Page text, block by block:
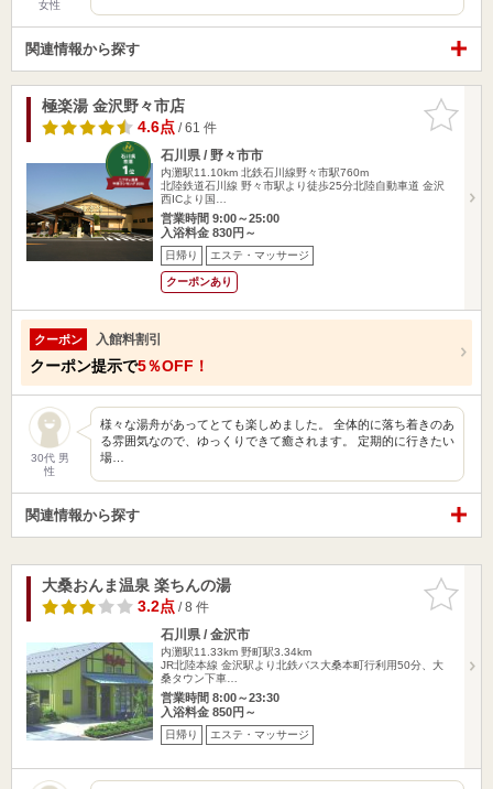
女性
関連情報から探す
お気に入
りに追加
極楽湯 金沢野々市店
4.6点/ 61 件
石川県 / 野々市市
内灘駅11.10km 北鉄石川線野々市駅760m
北陸鉄道石川線 野々市駅より徒歩25分北陸自動車道 金沢
西ICより国…
営業時間 9:00～25:00
入浴料金 830円～
日帰り エステ・マッサージ
クーポンあり
クーポン 入館料割引
クーポン提示で5％OFF！
30代 男
性
様々な湯舟があってとても楽しめました。 全体的に落ち着きのあ
る雰囲気なので、ゆっくりできて癒されます。 定期的に行きたい
場…
関連情報から探す
お気に入
りに追加
大桑おんま温泉 楽ちんの湯
3.2点/ 8 件
石川県 / 金沢市
内灘駅11.33km 野町駅3.34km
JR北陸本線 金沢駅より北鉄バス大桑本町行利用50分、大
桑タウン下車…
営業時間 8:00～23:30
入浴料金 850円～
日帰り エステ・マッサージ